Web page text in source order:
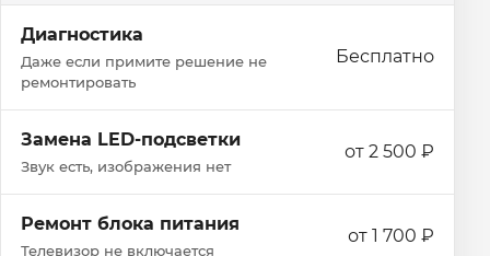
Диагностика
Даже если примите решение не
ремонтировать
Бесплатно
Замена LED-подсветки
Звук есть, изображения нет
от 2 500 ₽
Ремонт блока питания
Телевизор не включается
от 1 700 ₽